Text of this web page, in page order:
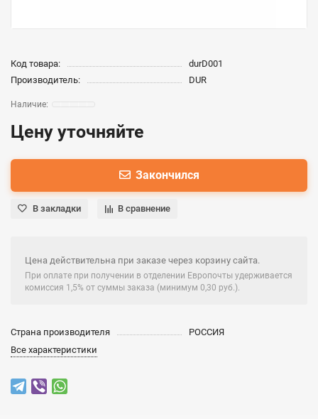
Код товара:
durD001
Производитель:
DUR
Цену уточняйте
Закончился
В закладки В сравнение
Цена действительна при заказе через корзину сайта.
При оплате при получении в отделении Европочты удерживается
комиссия 1,5% от суммы заказа (минимум 0,30 руб.).
Страна производителя
РОССИЯ
Все характеристики